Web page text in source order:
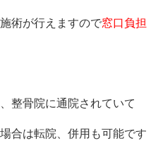
術が行えますので窓口負担
整骨院に通院されていて
合は転院、併用も可能です